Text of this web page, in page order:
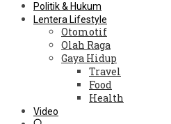
Politik & Hukum
Lentera Lifestyle
Otomotif
Olah Raga
Gaya Hidup
Travel
Food
Health
Video